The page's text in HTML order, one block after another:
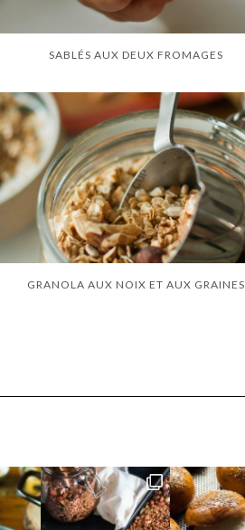
SABLÉS AUX DEUX FROMAGES
GRANOLA AUX NOIX ET AUX GRAINES